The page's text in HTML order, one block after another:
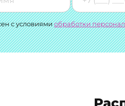
с условиямиобработки